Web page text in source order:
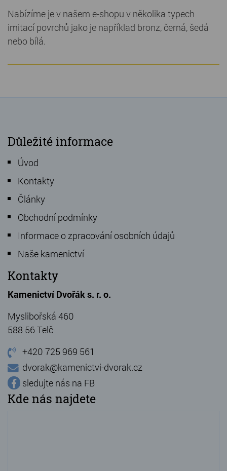
Nabízíme je v našem e-shopu v několika typech
imitací povrchů jako je například bronz, černá, šedá
nebo bílá.
Důležité informace
Úvod
Kontakty
Články
Obchodní podmínky
Informace o zpracování osobních údajů
Naše kamenictví
Kontakty
Kamenictví Dvořák s. r. o.
Myslibořská 460
588 56 Telč
+420 725 969 561
dvorak@kamenictvi-dvorak.cz
sledujte nás na FB
Kde nás najdete